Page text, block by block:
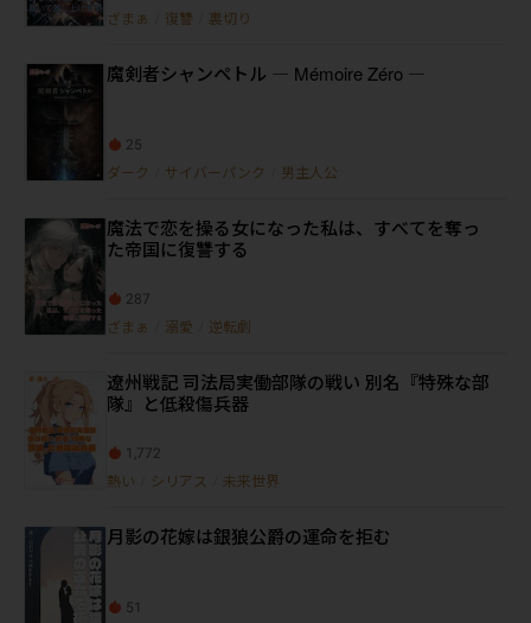
ざまぁ 復讐 裏切り
魔剣者シャンペトル ― Mémoire Zéro ―
25
ダーク サイバーパンク 男主人公
魔法で恋を操る女になった私は、すべてを奪っ
た帝国に復讐する
287
ざまぁ 溺愛 逆転劇
遼州戦記 司法局実働部隊の戦い 別名『特殊な部
隊』と低殺傷兵器
1,772
熱い シリアス 未来世界
月影の花嫁は銀狼公爵の運命を拒む
51